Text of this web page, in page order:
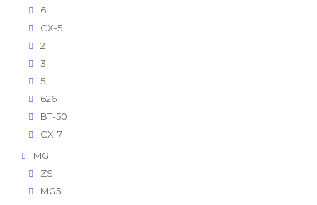
6
CX-5
2
3
5
626
BT-50
CX-7
MG
ZS
MG5